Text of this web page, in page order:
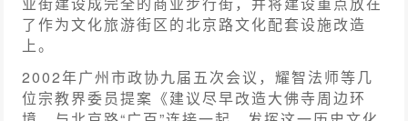
了作为文化旅游街区的北京路文化配套设施改造
上。
2002年广州市政协九届五次会议，耀智法师等几
位宗教界委员提案《建议尽早改造大佛寺周边环